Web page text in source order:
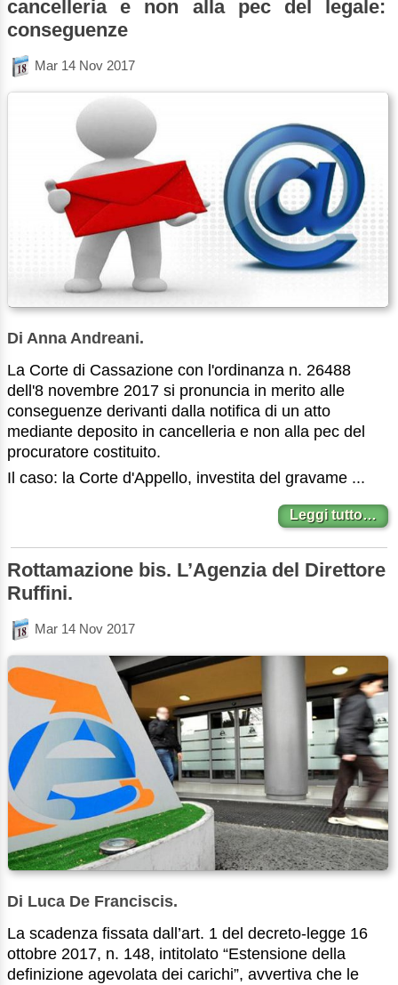
cancelleria e non alla pec del legale:
conseguenze
Mar 14 Nov 2017
Di Anna Andreani.
La Corte di Cassazione con l'ordinanza n. 26488
dell'8 novembre 2017 si pronuncia in merito alle
conseguenze derivanti dalla notifica di un atto
mediante deposito in cancelleria e non alla pec del
procuratore costituito.
Il caso: la Corte d'Appello, investita del gravame ...
Leggi tutto…
Rottamazione bis. L’Agenzia del Direttore
Ruffini.
Mar 14 Nov 2017
Di Luca De Franciscis.
La scadenza fissata dall’art. 1 del decreto-legge 16
ottobre 2017, n. 148, intitolato “Estensione della
definizione agevolata dei carichi”, avvertiva che le